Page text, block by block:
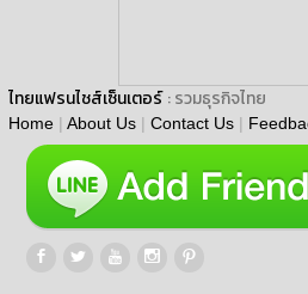
ไทยแฟรนไชส์เซ็นเตอร์ : รวมธุรกิจไทย
Home | About Us | Contact Us |